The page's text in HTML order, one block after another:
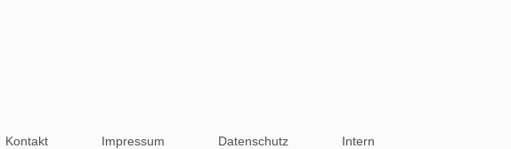
Kontakt Impressum Datenschutz Intern